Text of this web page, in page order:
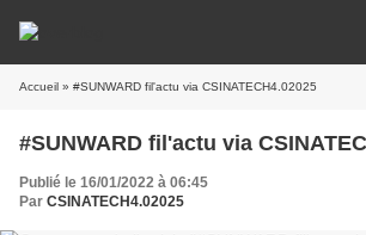
Accueil » #SUNWARD fil'actu via CSINATECH4.02025
#SUNWARD fil'actu via
Publié le 16/01/2022 à 06:45
Par CSINATECH4.02025